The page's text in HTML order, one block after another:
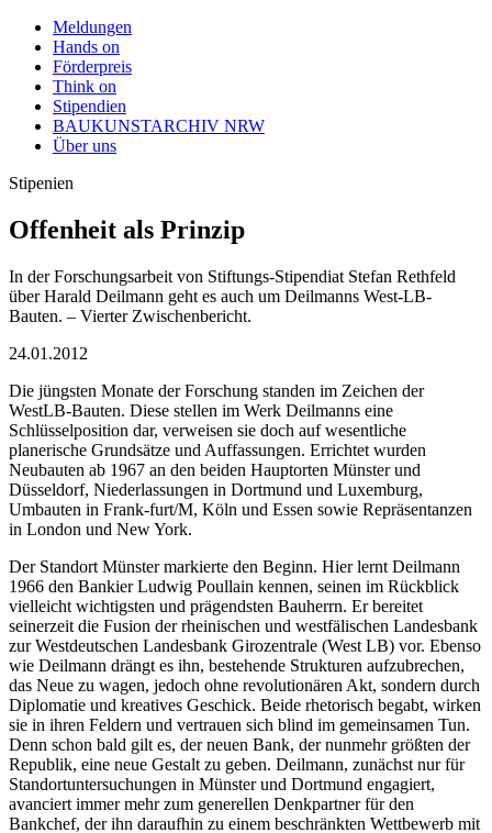
Meldungen
Hands on
Förderpreis
Think on
Stipendien
BAUKUNSTARCHIV NRW
Über uns
Stipenien
Offenheit als Prinzip
In der Forschungsarbeit von Stiftungs-Stipendiat Stefan Rethfeld
über Harald Deilmann geht es auch um Deilmanns West-LB-
Bauten. – Vierter Zwischenbericht.
24.01.2012
Die jüngsten Monate der Forschung standen im Zeichen der
WestLB-Bauten. Diese stellen im Werk Deilmanns eine
Schlüsselposition dar, verweisen sie doch auf wesentliche
planerische Grundsätze und Auffassungen. Errichtet wurden
Neubauten ab 1967 an den beiden Hauptorten Münster und
Düsseldorf, Niederlassungen in Dortmund und Luxemburg,
Umbauten in Frank-furt/M, Köln und Essen sowie Repräsentanzen
in London und New York.
Der Standort Münster markierte den Beginn. Hier lernt Deilmann
1966 den Bankier Ludwig Poullain kennen, seinen im Rückblick
vielleicht wichtigsten und prägendsten Bauherrn. Er bereitet
seinerzeit die Fusion der rheinischen und westfälischen Landesbank
zur Westdeutschen Landesbank Girozentrale (West LB) vor. Ebenso
wie Deilmann drängt es ihn, bestehende Strukturen aufzubrechen,
das Neue zu wagen, jedoch ohne revolutionären Akt, sondern durch
Diplomatie und kreatives Geschick. Beide rhetorisch begabt, wirken
sie in ihren Feldern und vertrauen sich blind im gemeinsamen Tun.
Denn schon bald gilt es, der neuen Bank, der nunmehr größten der
Republik, eine neue Gestalt zu geben. Deilmann, zunächst nur für
Standortuntersuchungen in Münster und Dortmund engagiert,
avanciert immer mehr zum generellen Denkpartner für den
Bankchef, der ihn daraufhin zu einem beschränkten Wettbewerb mit